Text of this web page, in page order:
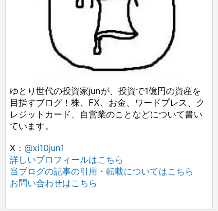
ゆとり世代の投資家junが、投資で1億円の資産を
目指すブログ！株、FX、お金、ワードプレス、ク
レジットカード、自営業のことなどについて書い
ています。
X： @xi10jun1
詳しいプロフィールはこちら
当ブログの記事の引用・転載についてはこちら
お問い合わせはこちら